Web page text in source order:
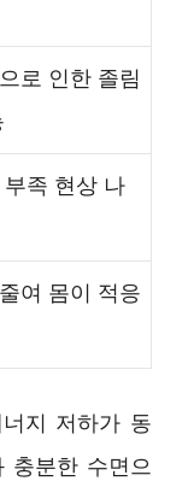
로 인한 졸림
족 현상 나
여 몸이 적응
지 저하가 동
충분한 수면으